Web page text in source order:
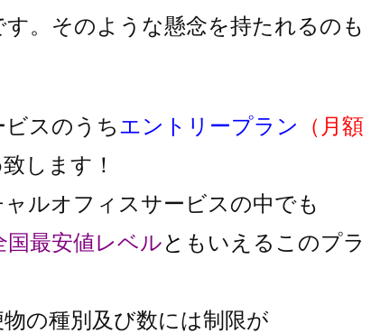
。そのような懸念を持たれるのも
スのうちエントリープラン
（月額
します！
ルオフィスサービスの中でも
国最安値レベルと もいえるこのプラ
の種別及び数には制限が